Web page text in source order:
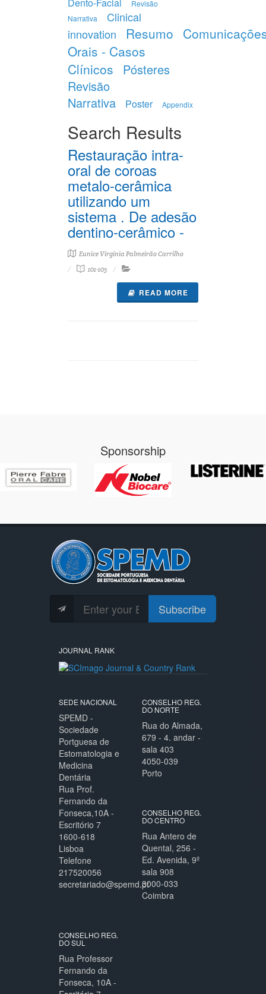
Revisão
Narrativa
Clinical
innovation
Resumo
Orais - Casos
Clínicos
Pósteres
Revisão
Narrativa
Poster Appendix
Search Results
Restauração intra-
oral de coroas
metalo-cerâmica
utilizando um
sistema . De adesão
dentino-cerâmico -
Eunice Virgínia Palmeirão Carrilho
101-105
READ MORE
Sponsorship
Subscribe
JOURNAL RANK
SEDE NACIONAL
SPEMD -
Sociedade
Portguesa de
Estomatologia e
Medicina
Dentária
Rua Prof.
Fernando da
Fonseca,10A -
Escritório 7
1600-618
Lisboa
Telefone
217520056
secretariado@spemd.pt
CONSELHO REG.
DO NORTE
Rua do Almada,
679 - 4. andar -
sala 403
4050-039
Porto
CONSELHO REG.
DO CENTRO
Rua Antero de
Quental, 256 -
Ed. Avenida, 9º
sala 908
3000-033
Coimbra
CONSELHO REG.
DO SUL
Rua Professor
Fernando da
Fonseca, 10A -